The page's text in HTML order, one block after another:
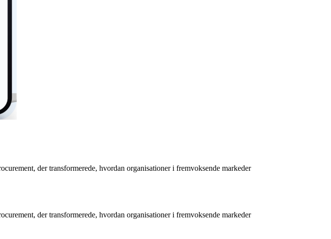
der transformerede, hvordan organisationer i fremvoksende markeder
der transformerede, hvordan organisationer i fremvoksende markeder